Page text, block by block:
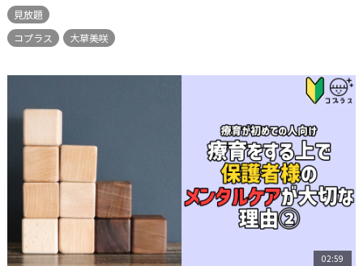
見放題
コプラス
大草美咲
02:59